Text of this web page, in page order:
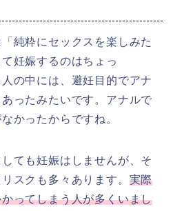
純粋にセックスを楽しみた
妊娠するのはちょっ
の中には、避妊目的でアナ
ったみたいです。アナルで
かったからですね。
ても妊娠はしませんが、そ
スクも多々あります。 実際
ってしまう人が多くいまし